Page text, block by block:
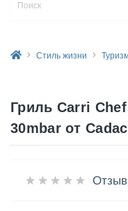
Стиль жизни
Гриль Carri
30mbar от Cadac